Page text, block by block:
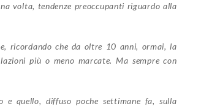
volta, tendenze preoccupanti riguardo alla
ricordando che da oltre 10 anni, ormai, la
più o meno marcate. Ma sempre con
e quello, diffuso poche settimane fa, sulla